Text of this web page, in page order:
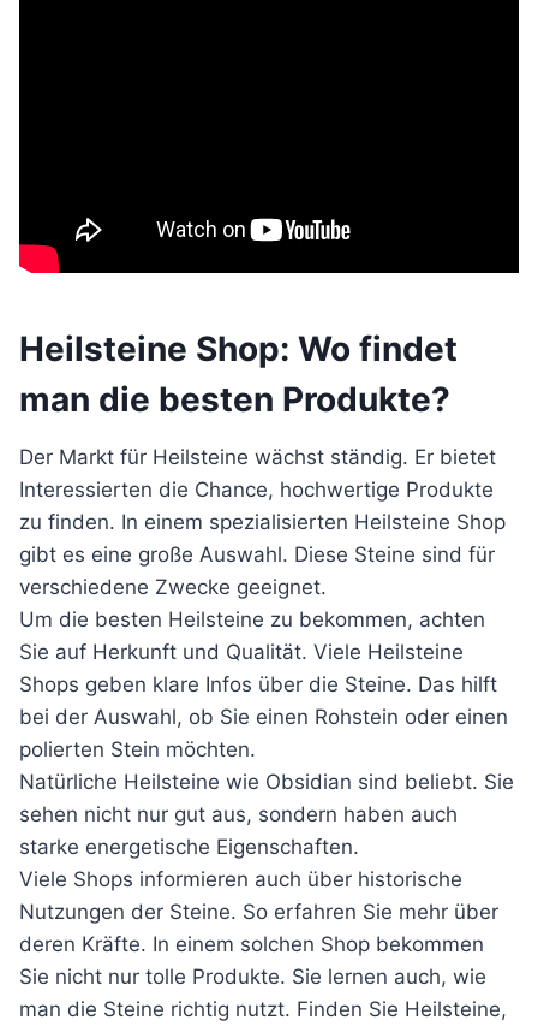
Heilsteine Shop: Wo findet
man die besten Produkte?
Der Markt für Heilsteine wächst ständig. Er bietet
Interessierten die Chance, hochwertige Produkte
zu finden. In einem spezialisierten Heilsteine Shop
gibt es eine große Auswahl. Diese Steine sind für
verschiedene Zwecke geeignet.
Um die besten Heilsteine zu bekommen, achten
Sie auf Herkunft und Qualität. Viele Heilsteine
Shops geben klare Infos über die Steine. Das hilft
bei der Auswahl, ob Sie einen Rohstein oder einen
polierten Stein möchten.
Natürliche Heilsteine wie Obsidian sind beliebt. Sie
sehen nicht nur gut aus, sondern haben auch
starke energetische Eigenschaften.
Viele Shops informieren auch über historische
Nutzungen der Steine. So erfahren Sie mehr über
deren Kräfte. In einem solchen Shop bekommen
Sie nicht nur tolle Produkte. Sie lernen auch, wie
man die Steine richtig nutzt. Finden Sie Heilsteine,